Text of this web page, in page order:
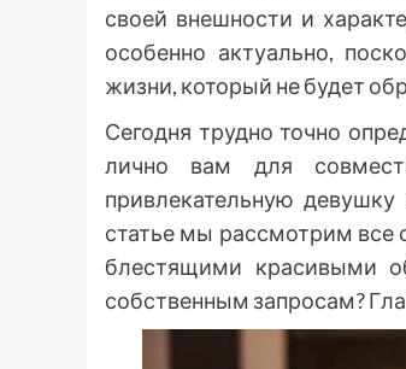
своей внешности и
особенно актуально,
жизни, который не будет
Сегодня трудно точно
лично вам для
привлекательную
статье мы рассмотрим все
блестящими красивыми
собственным запросам?